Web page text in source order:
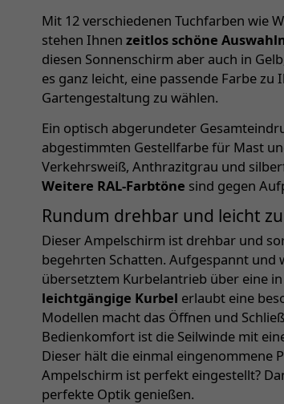
Mit 12 verschiedenen Tuchfarben wie
stehen Ihnen zeitlos schöne
diesen Sonnenschirm aber auch in
es ganz leicht, eine passende Farbe
Gartengestaltung zu wählen.
Ein optisch abgerundeter
abgestimmten Gestellfarbe für Mast
Verkehrsweiß, Anthrazitgrau und
Weitere RAL-Farbtöne sind gegen
Rundum drehbar und leicht
Dieser Ampelschirm ist drehbar und
begehrten Schatten. Aufgespannt
übersetztem Kurbelantrieb über eine
leichtgängige Kurbel erlaubt eine
Modellen macht das Öffnen und
Bedienkomfort ist die Seilwinde mit
Dieser hält die einmal eingenommene
Ampelschirm ist perfekt eingestellt?
perfekte Optik genießen.